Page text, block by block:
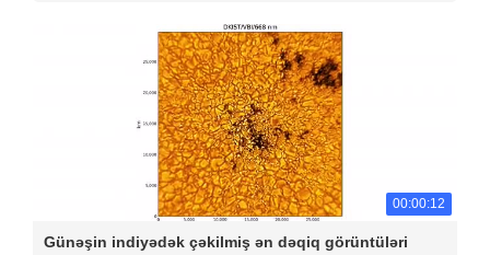
00:00:12
Günəşin indiyədək çəkilmiş ən dəqiq görüntüləri